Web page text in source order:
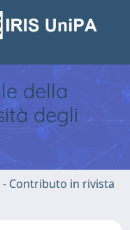
della
degli
- Contributo in rivista